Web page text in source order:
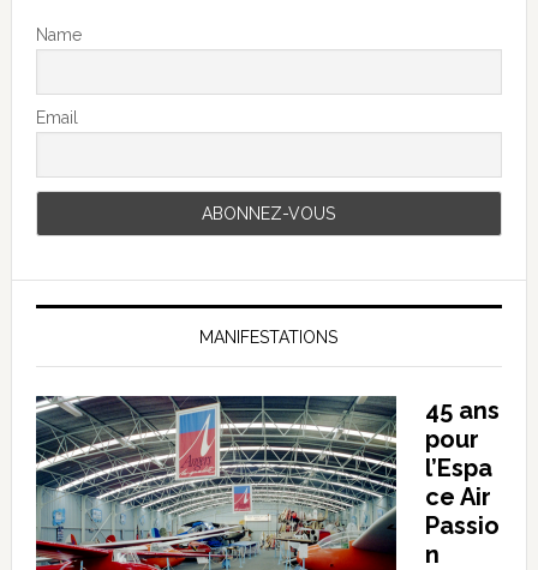
Name
Email
MANIFESTATIONS
45 ans
pour
l’Espa
ce Air
Passio
n